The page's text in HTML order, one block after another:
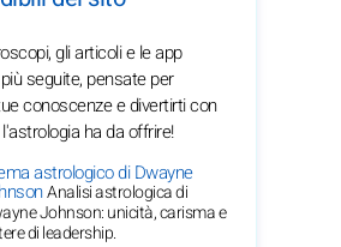
gli articoli e le app
seguite, pensate per
conoscenze e divertirti con
ha da offrire!
astrologico di Dwayne
Analisi astrologica di
Johnson: unicità, carisma e
di leadership.